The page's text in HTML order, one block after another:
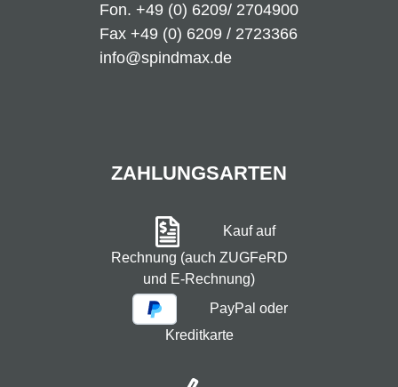
Fon. +49 (0) 6209/ 2704900
Fax +49 (0) 6209 / 2723366
info@spindmax.de
ZAHLUNGSARTEN
Kauf auf
Rechnung (auch ZUGFeRD
und E-Rechnung)
PayPal oder
Kreditkarte